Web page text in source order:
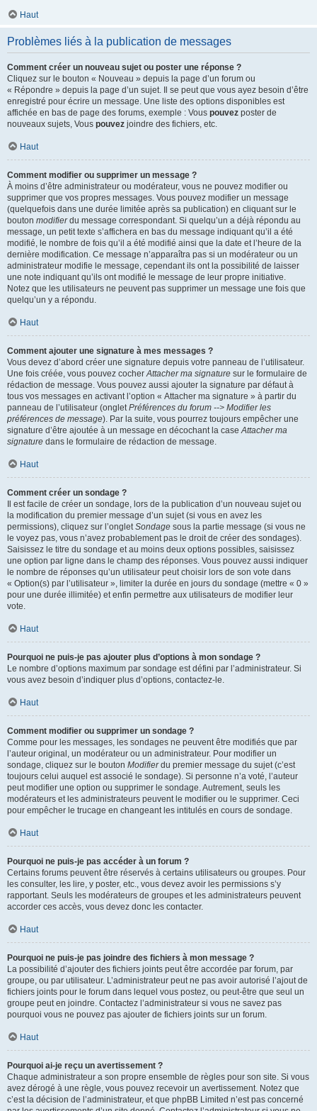
Haut
Problèmes liés à la publication de messages
Comment créer un nouveau sujet ou poster une réponse ?
Cliquez sur le bouton « Nouveau » depuis la page d’un forum ou
« Répondre » depuis la page d’un sujet. Il se peut que vous ayez besoin d’être
enregistré pour écrire un message. Une liste des options disponibles est
affichée en bas de page des forums, exemple : Vous pouvez poster de
nouveaux sujets, Vous pouvez joindre des fichiers, etc.
Haut
Comment modifier ou supprimer un message ?
À moins d’être administrateur ou modérateur, vous ne pouvez modifier ou
supprimer que vos propres messages. Vous pouvez modifier un message
(quelquefois dans une durée limitée après sa publication) en cliquant sur le
bouton modifierdu message correspondant. Si quelqu’un a déjà répondu au
message, un petit texte s’affichera en bas du message indiquant qu’il a été
modifié, le nombre de fois qu’il a été modifié ainsi que la date et l’heure de la
dernière modification. Ce message n’apparaîtra pas si un modérateur ou un
administrateur modifie le message, cependant ils ont la possibilité de laisser
une note indiquant qu’ils ont modifié le message de leur propre initiative.
Notez que les utilisateurs ne peuvent pas supprimer un message une fois que
quelqu’un y a répondu.
Haut
Comment ajouter une signature à mes messages ?
Vous devez d’abord créer une signature depuis votre panneau de l’utilisateur.
Une fois créée, vous pouvez cocherAttacher ma signature sur le formulaire de
rédaction de message. Vous pouvez aussi ajouter la signature par défaut à
tous vos messages en activant l’option « Attacher ma signature » à partir du
panneau de l’utilisateur (ongletPréférences du forum --> Modifier les
préférences de message). Par la suite, vous pourrez toujours empêcher une
signature d’être ajoutée à un message en décochant la caseAttacher ma
signature dans le formulaire de rédaction de message.
Haut
Comment créer un sondage ?
Il est facile de créer un sondage, lors de la publication d’un nouveau sujet ou
la modification du premier message d’un sujet (si vous en avez les
permissions), cliquez sur l’ongletSondage sous la partie message (si vous ne
le voyez pas, vous n’avez probablement pas le droit de créer des sondages).
Saisissez le titre du sondage et au moins deux options possibles, saisissez
une option par ligne dans le champ des réponses. Vous pouvez aussi indiquer
le nombre de réponses qu’un utilisateur peut choisir lors de son vote dans
« Option(s) par l’utilisateur », limiter la durée en jours du sondage (mettre « 0 »
pour une durée illimitée) et enfin permettre aux utilisateurs de modifier leur
vote.
Haut
Pourquoi ne puis-je pas ajouter plus d’options à mon sondage ?
Le nombre d’options maximum par sondage est défini par l’administrateur. Si
vous avez besoin d’indiquer plus d’options, contactez-le.
Haut
Comment modifier ou supprimer un sondage ?
Comme pour les messages, les sondages ne peuvent être modifiés que par
l’auteur original, un modérateur ou un administrateur. Pour modifier un
sondage, cliquez sur le bouton Modifierdu premier message du sujet (c’est
toujours celui auquel est associé le sondage). Si personne n’a voté, l’auteur
peut modifier une option ou supprimer le sondage. Autrement, seuls les
modérateurs et les administrateurs peuvent le modifier ou le supprimer. Ceci
pour empêcher le trucage en changeant les intitulés en cours de sondage.
Haut
Pourquoi ne puis-je pas accéder à un forum ?
Certains forums peuvent être réservés à certains utilisateurs ou groupes. Pour
les consulter, les lire, y poster, etc., vous devez avoir les permissions s’y
rapportant. Seuls les modérateurs de groupes et les administrateurs peuvent
accorder ces accès, vous devez donc les contacter.
Haut
Pourquoi ne puis-je pas joindre des fichiers à mon message ?
La possibilité d’ajouter des fichiers joints peut être accordée par forum, par
groupe, ou par utilisateur. L’administrateur peut ne pas avoir autorisé l’ajout de
fichiers joints pour le forum dans lequel vous postez, ou peut-être que seul un
groupe peut en joindre. Contactez l’administrateur si vous ne savez pas
pourquoi vous ne pouvez pas ajouter de fichiers joints sur un forum.
Haut
Pourquoi ai-je reçu un avertissement ?
Chaque administrateur a son propre ensemble de règles pour son site. Si vous
avez dérogé à une règle, vous pouvez recevoir un avertissement. Notez que
c’est la décision de l’administrateur, et que phpBB Limited n’est pas concerné